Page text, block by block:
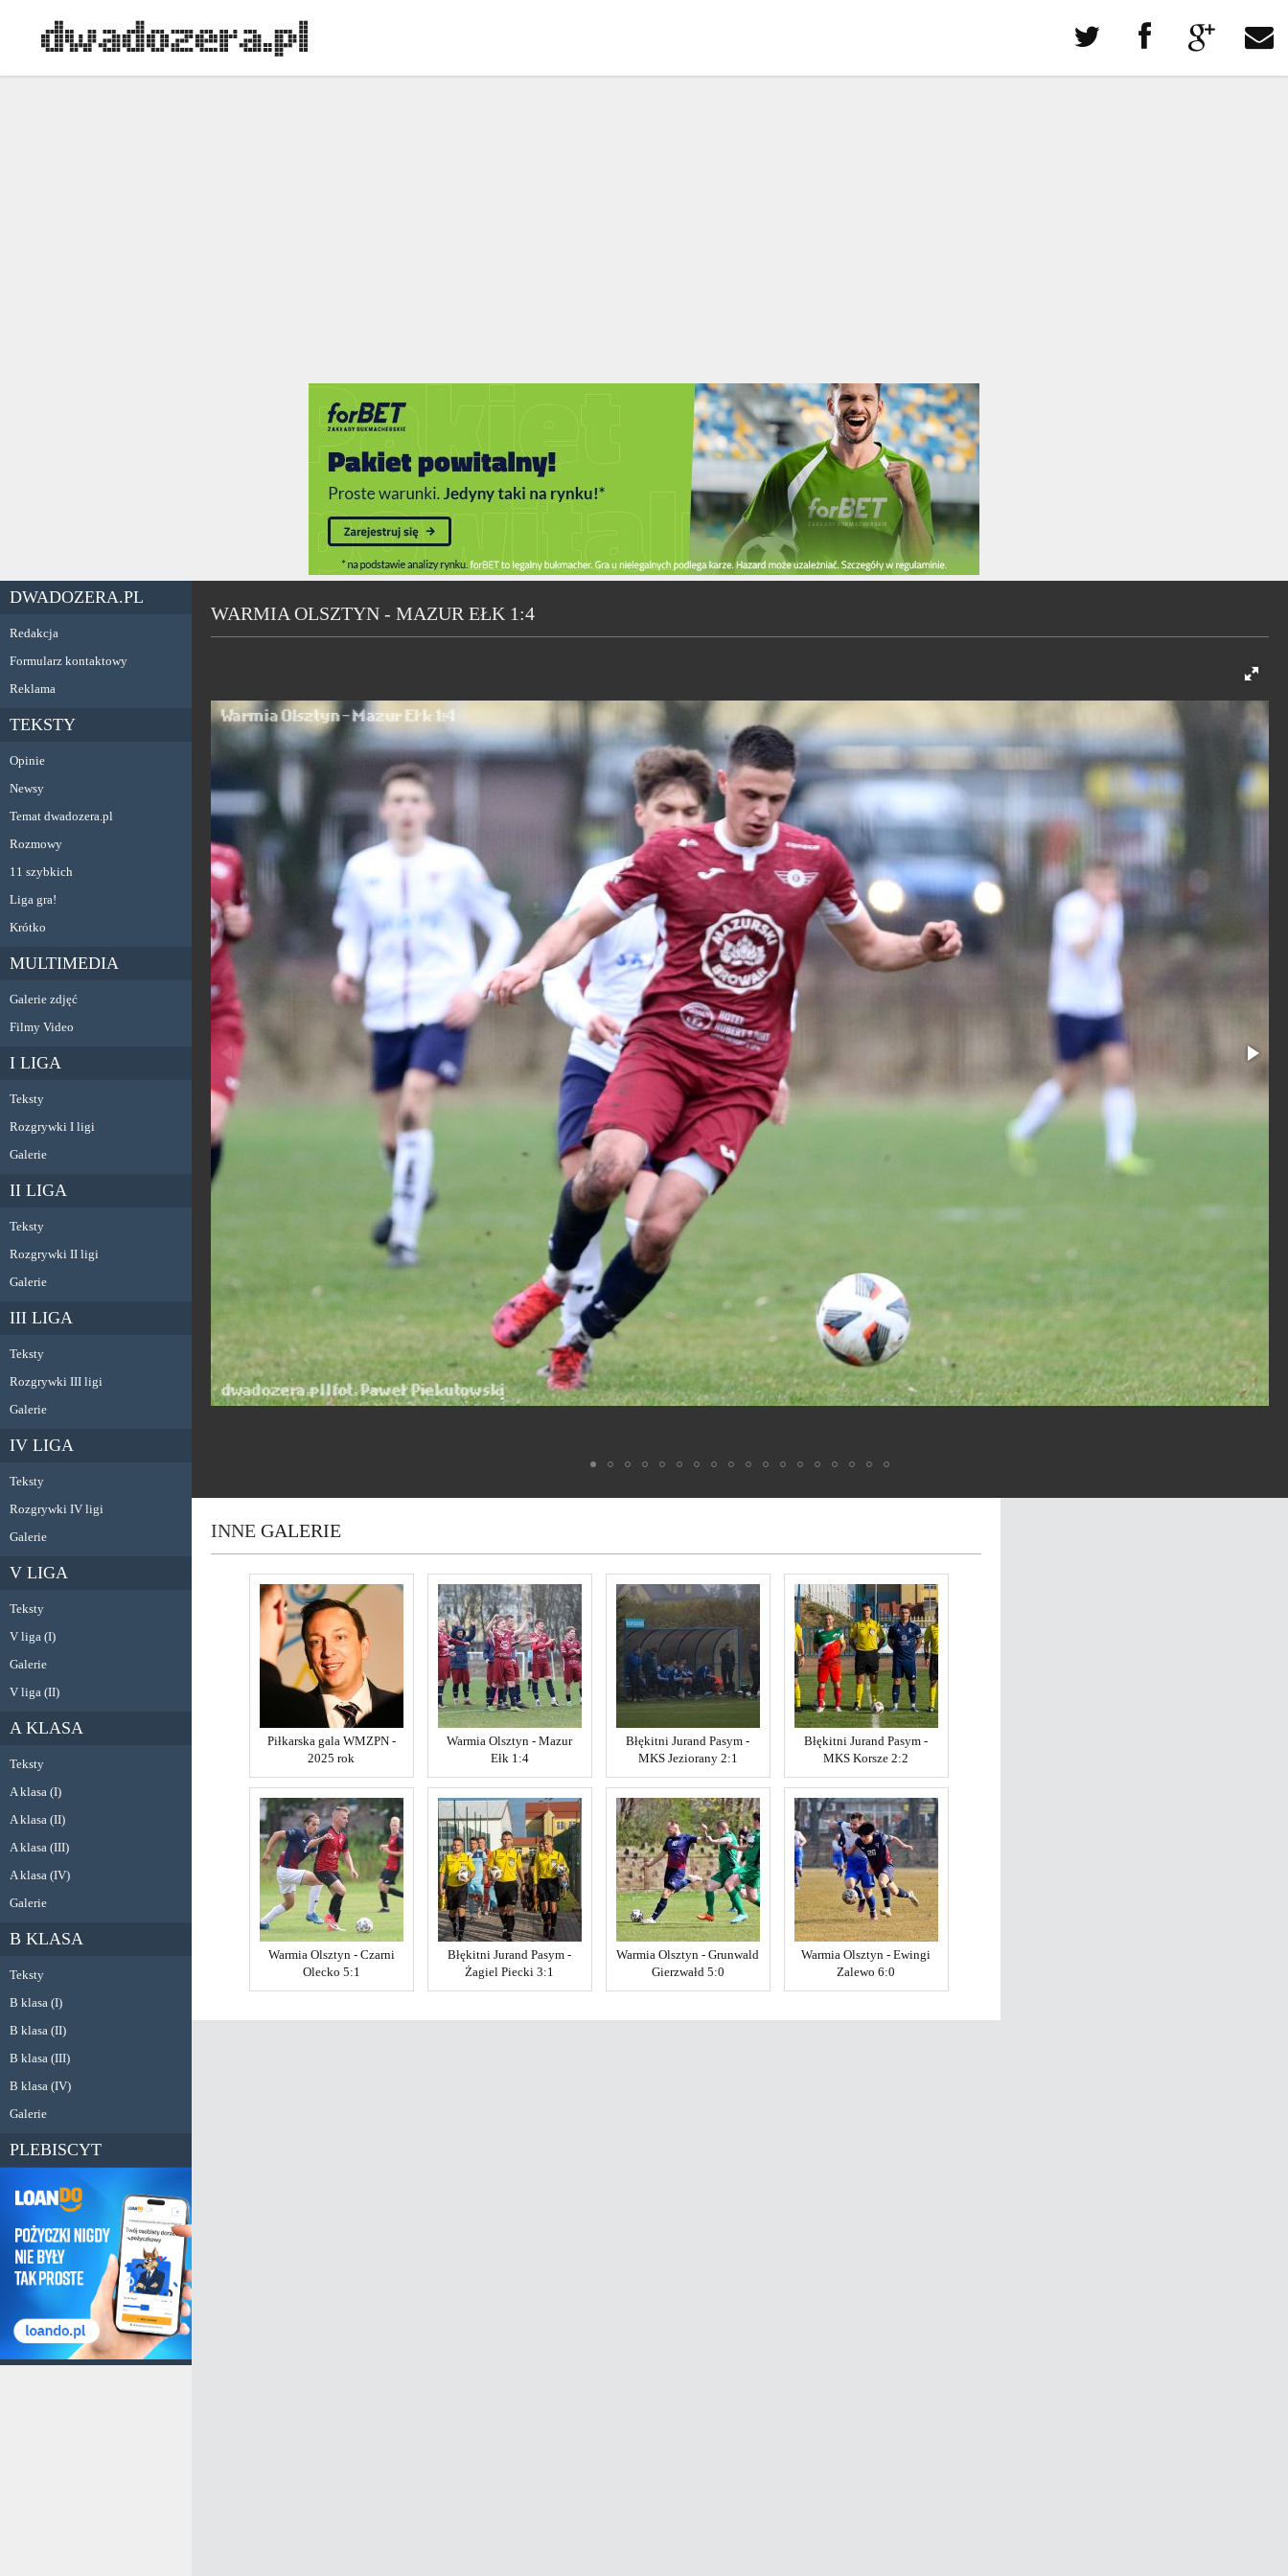
DWADOZERA.PL
Redakcja
Formularz kontaktowy
Reklama
TEKSTY
Opinie
Newsy
Temat dwadozera.pl
Rozmowy
11 szybkich
Liga gra!
Krótko
MULTIMEDIA
Galerie zdjęć
Filmy Video
I LIGA
Teksty
Rozgrywki I ligi
Galerie
II LIGA
Teksty
Rozgrywki II ligi
Galerie
III LIGA
Teksty
Rozgrywki III ligi
Galerie
IV LIGA
Teksty
Rozgrywki IV ligi
Galerie
V LIGA
Teksty
V liga (I)
Galerie
V liga (II)
A KLASA
Teksty
A klasa (I)
A klasa (II)
A klasa (III)
A klasa (IV)
Galerie
B KLASA
Teksty
B klasa (I)
B klasa (II)
B klasa (III)
B klasa (IV)
Galerie
PLEBISCYT
WARMIA OLSZTYN - MAZUR EŁK 1:4
INNE GALERIE
Piłkarska gala WMZPN -
2025 rok
Warmia Olsztyn - Mazur
Ełk 1:4
Błękitni Jurand Pasym -
MKS Jeziorany 2:1
Błękitni Jurand Pasym -
MKS Korsze 2:2
Warmia Olsztyn - Czarni
Olecko 5:1
Błękitni Jurand Pasym -
Żagiel Piecki 3:1
Warmia Olsztyn - Grunwald
Gierzwałd 5:0
Warmia Olsztyn - Ewingi
Zalewo 6:0